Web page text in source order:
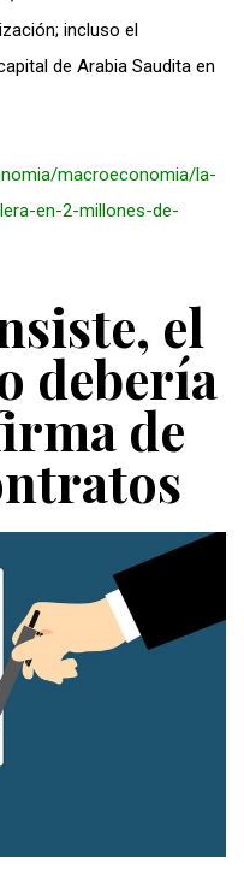
incluso el
de Arabia Saudita en
macroeconomia/la-
en-2-millones-de-
el
debería
de